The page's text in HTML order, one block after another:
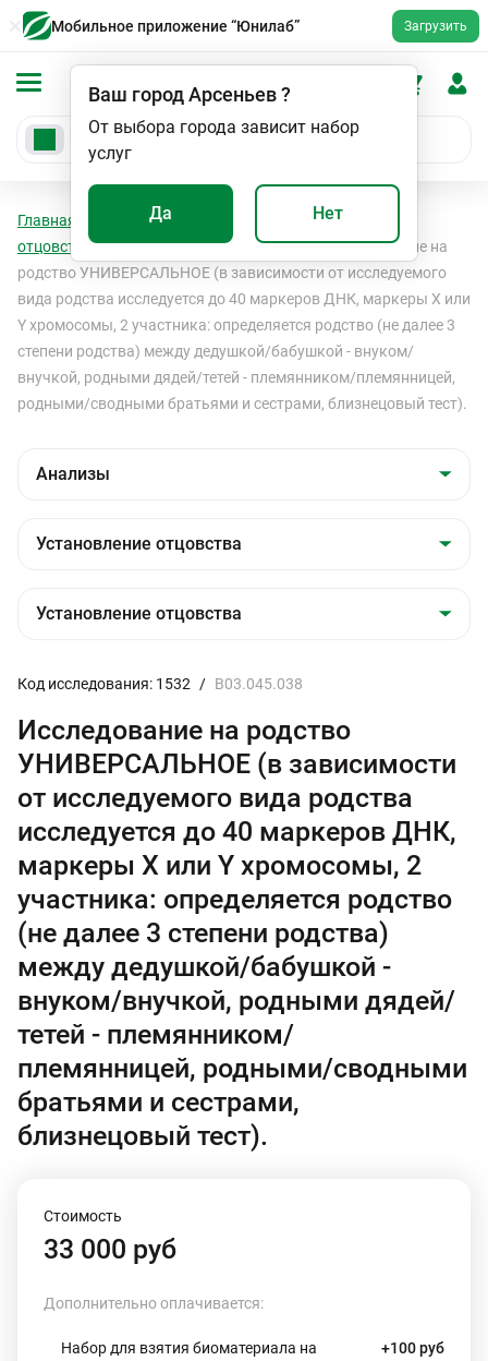
Мобильное приложение “Юнилаб” Загрузить
Ваш городАрсеньев?
От выбора города зависит набор
услуг
Да Нет
Главная Анализы
Установление
отцовства
Установление отцовства
Исследование на
родство УНИВЕРСАЛЬНОЕ (в зависимости от исследуемого
вида родства исследуется до 40 маркеров ДНК, маркеры Х или
Y хромосомы, 2 участника: определяется родство (не далее 3
степени родства) между дедушкой/бабушкой - внуком/
внучкой, родными дядей/тетей - племянником/племянницей,
родными/сводными братьями и сестрами, близнецовый тест).
Код исследования: 1532 / B03.045.038
Исследование на родство
УНИВЕРСАЛЬНОЕ (в зависимости
от исследуемого вида родства
исследуется до 40 маркеров ДНК,
маркеры Х или Y хромосомы, 2
участника: определяется родство
(не далее 3 степени родства)
между дедушкой/бабушкой -
внуком/внучкой, родными дядей/
тетей - племянником/
племянницей, родными/сводными
братьями и сестрами,
близнецовый тест).
Стоимость
33 000 руб
Дополнительно оплачивается:
Набор для взятия биоматериала на
+100 руб